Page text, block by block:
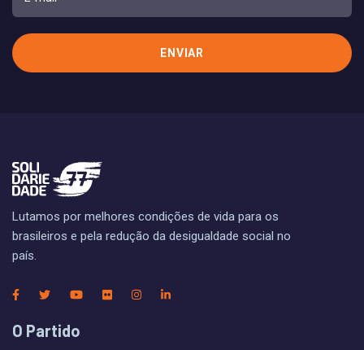
Lutamos por melhores condições de vida para os
brasileiros e pela redução da desigualdade social no
país.
O Partido